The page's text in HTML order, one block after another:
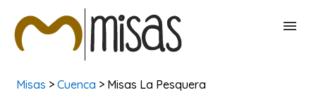
BUSCAR MISAS
Misas > Cuenca > Misas La Pesquera